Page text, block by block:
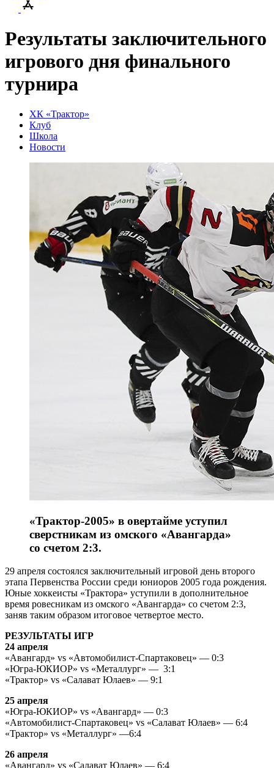
Результаты заключительного
игрового дня финального
турнира
ХК «Трактор»
Клуб
Школа
Новости
«Трактор-2005» в овертайме уступил
сверстникам из омского «Авангарда»
со счетом 2:3.
29 апреля состоялся заключительный игровой день второго
этапа Первенства России среди юниоров 2005 года рождения.
Юные хоккеисты «Трактора» уступили в дополнительное
время ровесникам из омского «Авангарда» со счетом 2:3,
заняв таким образом итоговое четвертое место.
РЕЗУЛЬТАТЫ ИГР
24 апреля
«Авангард» vs «Автомобилист-Спартаковец» — 0:3
«Югра-ЮКИОР» vs «Металлург» — 3:1
«Трактор» vs «Салават Юлаев» — 9:1
25 апреля
«Югра-ЮКИОР» vs «Авангард» — 0:3
«Автомобилист-Спартаковец» vs «Салават Юлаев» — 6:4
«Трактор» vs «Металлург» —6:4
26 апреля
«Авангард» vs «Салават Юлаев» — 6:4